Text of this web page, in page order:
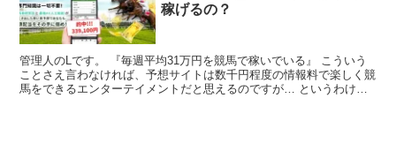
稼げるの？
管理人のLです。 『毎週平均31万円を競馬で稼いでいる』 こういう
ことさえ言わなければ、予想サイトは数千円程度の情報料で楽しく競
馬をできるエンターテイメントだと思えるのですが… というわけ